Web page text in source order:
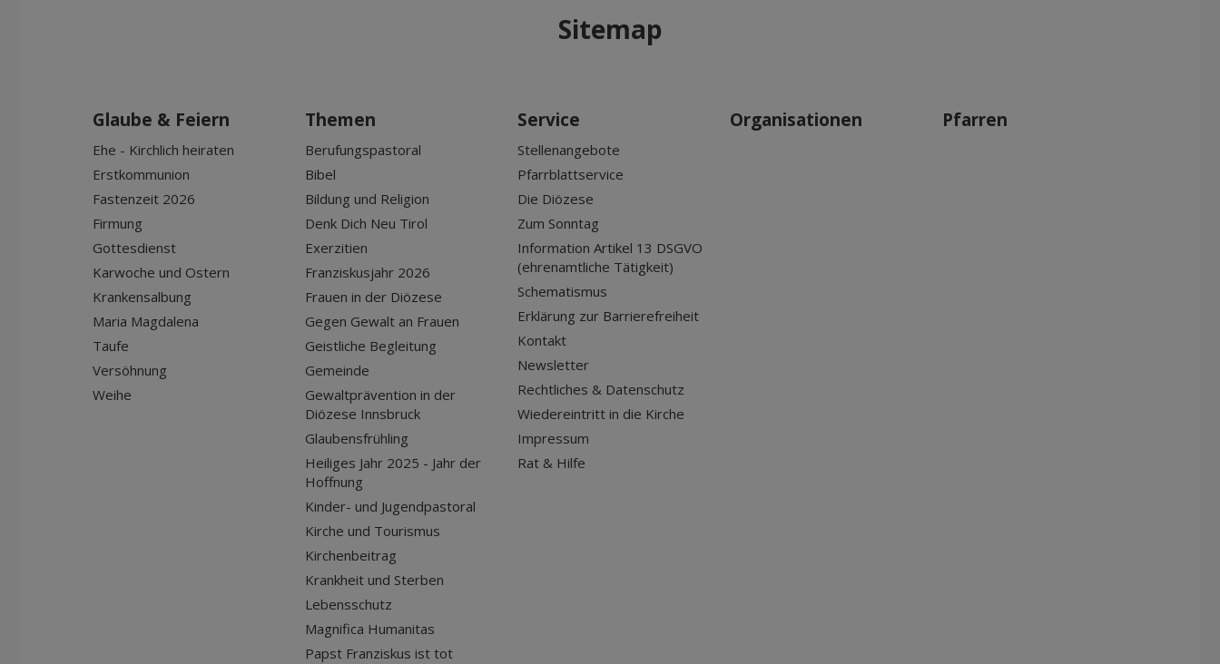
Sitemap
Glaube & Feiern
Ehe - Kirchlich heiraten
Erstkommunion
Fastenzeit 2026
Firmung
Gottesdienst
Karwoche und Ostern
Krankensalbung
Maria Magdalena
Taufe
Versöhnung
Weihe
Themen
Berufungspastoral
Bibel
Bildung und Religion
Denk Dich Neu Tirol
Exerzitien
Franziskusjahr 2026
Frauen in der Diözese
Gegen Gewalt an Frauen
Geistliche Begleitung
Gemeinde
Gewaltprävention in der
Diözese Innsbruck
Glaubensfrühling
Heiliges Jahr 2025 - Jahr der
Hoffnung
Kinder- und Jugendpastoral
Kirche und Tourismus
Kirchenbeitrag
Krankheit und Sterben
Lebensschutz
Magnifica Humanitas
Papst Franziskus ist tot
Service
Stellenangebote
Pfarrblattservice
Die Diözese
Zum Sonntag
Information Artikel 13 DSGVO
(ehrenamtliche Tätigkeit)
Schematismus
Erklärung zur Barrierefreiheit
Kontakt
Newsletter
Rechtliches & Datenschutz
Wiedereintritt in die Kirche
Impressum
Rat & Hilfe
Organisationen Pfarren